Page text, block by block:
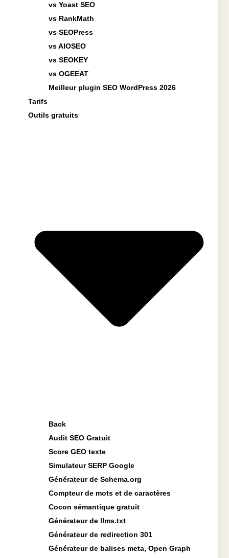
vs Yoast SEO
vs RankMath
vs SEOPress
vs AIOSEO
vs SEOKEY
vs OGEEAT
Meilleur plugin SEO WordPress 2026
Tarifs
Outils gratuits
Back
Audit SEO Gratuit
Score GEO texte
Simulateur SERP Google
Générateur de Schema.org
Compteur de mots et de caractères
Cocon sémantique gratuit
Générateur de llms.txt
Générateur de redirection 301
Générateur de balises meta, Open Graph